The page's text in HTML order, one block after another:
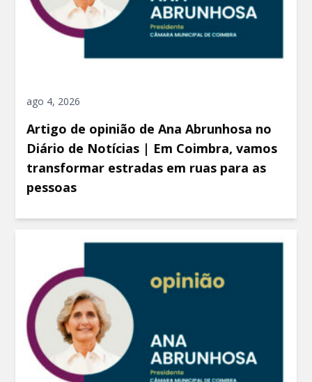
ago 4, 2026
Artigo de opinião de Ana Abrunhosa no
Diário de Notícias | Em Coimbra, vamos
transformar estradas em ruas para as
pessoas